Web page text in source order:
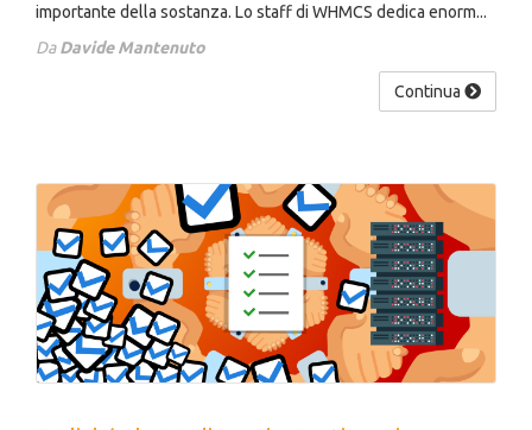
importante della sostanza. Lo staff di WHMCS dedica enorm...
DaDavide Mantenuto
Continua